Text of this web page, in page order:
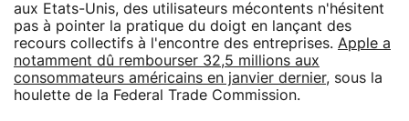
aux Etats-Unis, des utilisateurs mécontents n'hésitent
pas à pointer la pratique du doigt en lançant des
recours collectifs à l'encontre des entreprises. Apple a
notamment dû rembourser 32,5 millions aux
consommateurs américains en janvier dernier, sous la
houlette de la Federal Trade Commission.